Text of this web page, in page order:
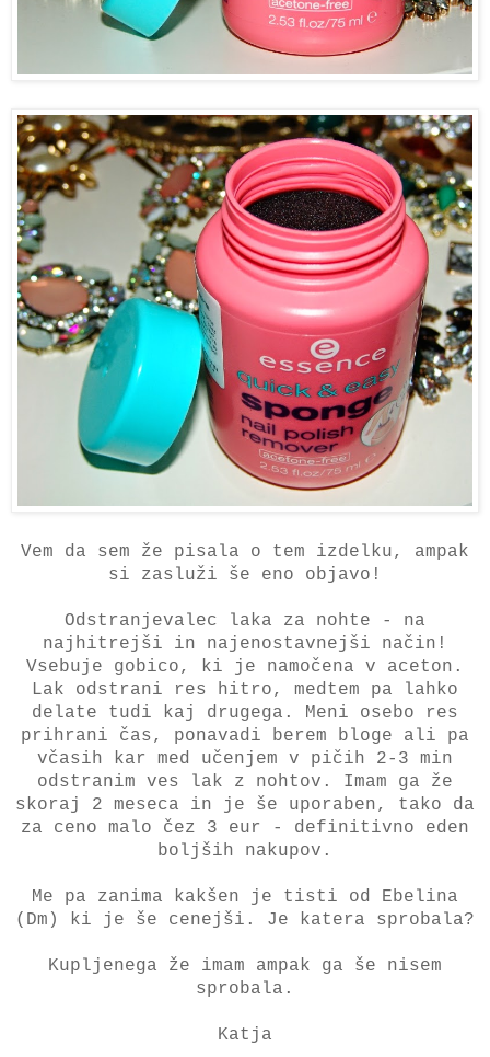
Vem da sem že pisala o tem izdelku, ampak
si zasluži še eno objavo!
Odstranjevalec laka za nohte - na
najhitrejši in najenostavnejši način!
Vsebuje gobico, ki je namočena v aceton.
Lak odstrani res hitro, medtem pa lahko
delate tudi kaj drugega. Meni osebo res
prihrani čas, ponavadi berem bloge ali pa
včasih kar med učenjem v pičih 2-3 min
odstranim ves lak z nohtov. Imam ga že
skoraj 2 meseca in je še uporaben, tako da
za ceno malo čez 3 eur - definitivno eden
boljših nakupov.
Me pa zanima kakšen je tisti od Ebelina
(Dm) ki je še cenejši. Je katera sprobala?
Kupljenega že imam ampak ga še nisem
sprobala.
Katja